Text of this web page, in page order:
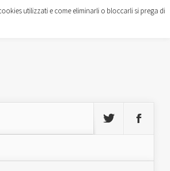
utilizzati e come eliminarli o bloccarli si prega di